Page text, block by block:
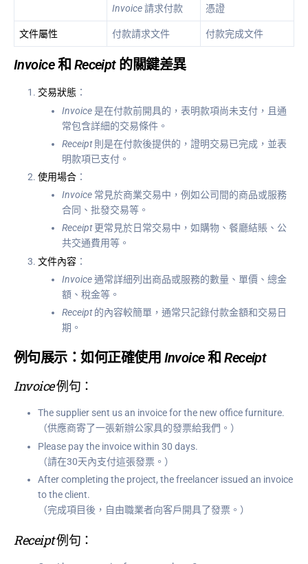
Invoice請求付款
憑證
文件屬性 付款請求文件 付款完成文件
Invoice和 Receipt的關鍵差異
交易狀態 ：
Invoice是在付款前開具的，表明款項尚未支付，且通
常包含詳細的交易條件。
Receipt則是在付款後提供的，證明交易已完成，並表
明款項已支付。
使用場合 ：
Invoice 常見於商業交易中，例如公司間的商品或服務
合同、批發交易等。
Receipt更常見於日常交易中，如購物、餐廳結賬、公
共交通費用等。
文件內容 ：
Invoice通常詳細列出商品或服務的數量、單價、總金
額、稅金等。
Receipt的內容較簡單，通常只記錄付款金額和交易日
期。
例句展示：如何正確使用 Invoice和Receipt
Invoice例句：
The supplier sent us an invoice for the new office furniture.
（供應商寄了一張新辦公家具的發票給我們。）
Please pay the invoice within 30 days.
（請在30天內支付這張發票。）
After completing the project, the freelancer issued an invoice
to the client.
（完成項目後，自由職業者向客戶開具了發票。）
Receipt例句：